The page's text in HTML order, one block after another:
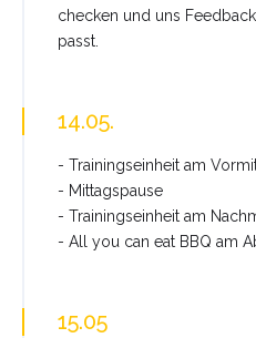
checken und uns
passt.
14.05.
- Trainingseinheit am
- Mittagspause
- Trainingseinheit am
- All you can eat BBQ am
15.05